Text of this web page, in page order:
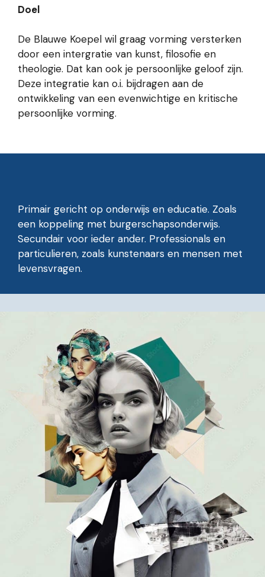
Doel
De Blauwe Koepel wil graag vorming versterken
door een intergratie van kunst, filosofie en
theologie. Dat kan ook je persoonlijke geloof zijn.
Deze integratie kan o.i. bijdragen aan de
ontwikkeling van een evenwichtige en kritische
persoonlijke vorming.
Primair gericht op onderwijs en educatie. Zoals
een koppeling met burgerschapsonderwijs.
Secundair voor ieder ander. Professionals en
particulieren, zoals kunstenaars en mensen met
levensvragen.